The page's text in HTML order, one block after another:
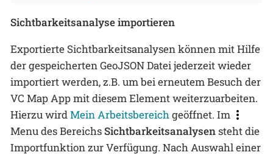
Sichtbarkeitsanalyse importieren
Exportierte Sichtbarkeitsanalysen können mit Hilfe
der gespeicherten GeoJSON Datei jederzeit wieder
importiert werden, z.B. um bei erneutem Besuch der
VC Map App mit diesem Element weiterzuarbeiten.
Hierzu wirdMein Arbeitsbereichgeöffnet. Im
Menu des BereichsSichtbarkeitsanalysensteht die
Importfunktion zur Verfügung. Nach Auswahl einer